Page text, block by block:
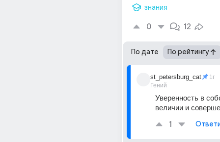
знания
0 12
По дате По рейтингу
st_petersburg_cat
Гений
1г
Уверенность в
величии и
1